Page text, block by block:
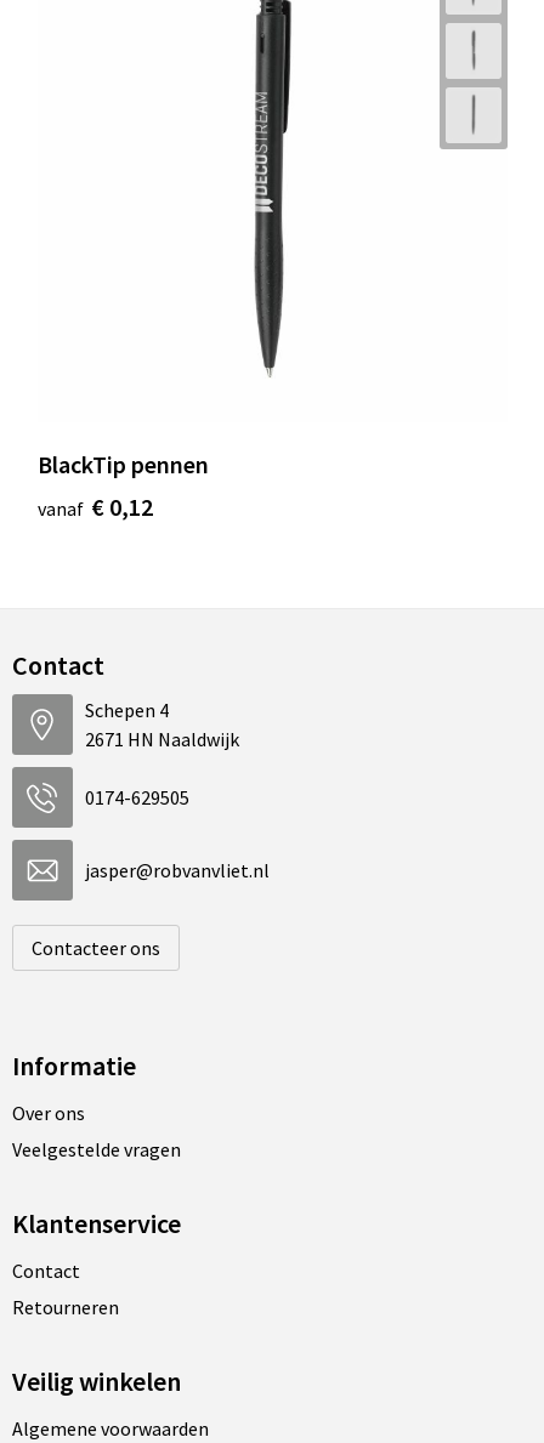
BlackTip pennen
vanaf € 0,12
Contact
Schepen 4
2671 HN Naaldwijk
0174-629505
jasper@robvanvliet.nl
Contacteer ons
Informatie
Over ons
Veelgestelde vragen
Klantenservice
Contact
Retourneren
Veilig winkelen
Algemene voorwaarden